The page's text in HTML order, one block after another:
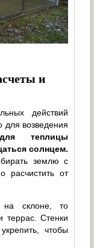
и
действий
для возведения
теплицы
солнцем.
землю с
расчистить от
на склоне, то
террас. Стенки
чтобы